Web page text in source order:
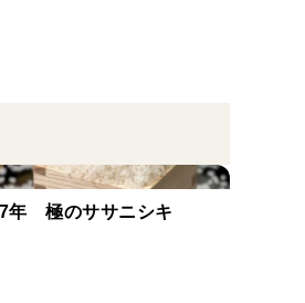
年 極のササニシキ